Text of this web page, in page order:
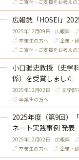
ご寄付・ご支援をお考えの
広報誌「HOSEI」
2025年12月09日 広報課
卒業生の方へ
企業・
ご寄付・ご支援をお考えの
小口雅史教授（史学
係）を受賞しました
2025年12月02日 文学部
卒業生の方へ
2025年度（第9回）
ネート実践事例 発表
2025年12月02日 広報課
卒業生の方へ
企業・